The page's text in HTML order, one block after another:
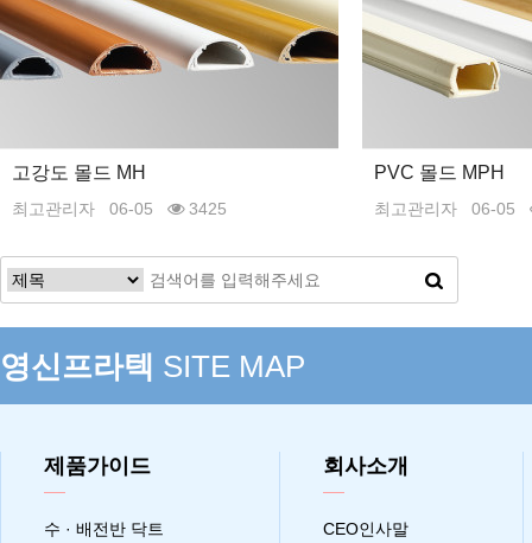
고강도 몰드 MH
최고관리자 06-05 3425
PVC 몰드 MPH
최고관리자 06-05
영신프라텍 SITE MAP
제품가이드
수 · 배전반 닥트
회사소개
CEO인사말